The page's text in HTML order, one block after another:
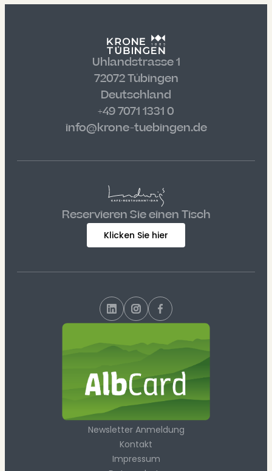
Uhlandstrasse 1
72072 Tübingen
Deutschland
+49 7071 1331 0
info@krone-tuebingen.de
Reservieren Sie einen Tisch
Klicken Sie hier
Newsletter Anmeldung
Kontakt
Impressum